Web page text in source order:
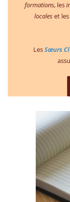
formations, les
localeset les
LesSœurs